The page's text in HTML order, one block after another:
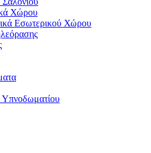
Χώρου
Εσωτερικού Χώρου